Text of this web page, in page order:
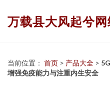
万载县大风起兮
当前位置： 首页 > 产品大全 >
增强免疫能力与注重内生安全